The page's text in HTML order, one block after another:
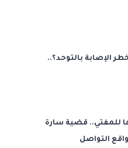
الإصابة بالتوحد؟..
للمفتي.. قضية سارة
التواصل